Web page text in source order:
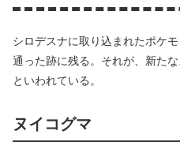
シロデスナに取り込まれたポケ
通った跡に残る。それが、新た
といわれている。
ヌイコグマ